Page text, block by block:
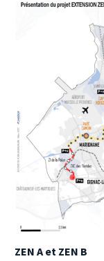
ZEN A et ZEN B